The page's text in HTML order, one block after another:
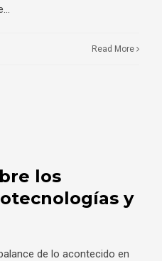
...
Read More
los
y
de lo acontecido en